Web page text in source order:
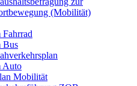
(Mobilität)
Bus
Auto
Mobilität